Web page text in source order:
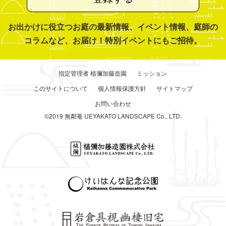
お出かけに役立つお庭の最新情報、イベント情報、庭師の
コラムなど、お届け！特別イベントにもご招待。
指定管理者 植彌加藤造園
ミッション
このサイトについて
個人情報保護方針
サイトマップ
お問い合わせ
©2019 無鄰菴 UEYAKATO LANDSCAPE Co., LTD.